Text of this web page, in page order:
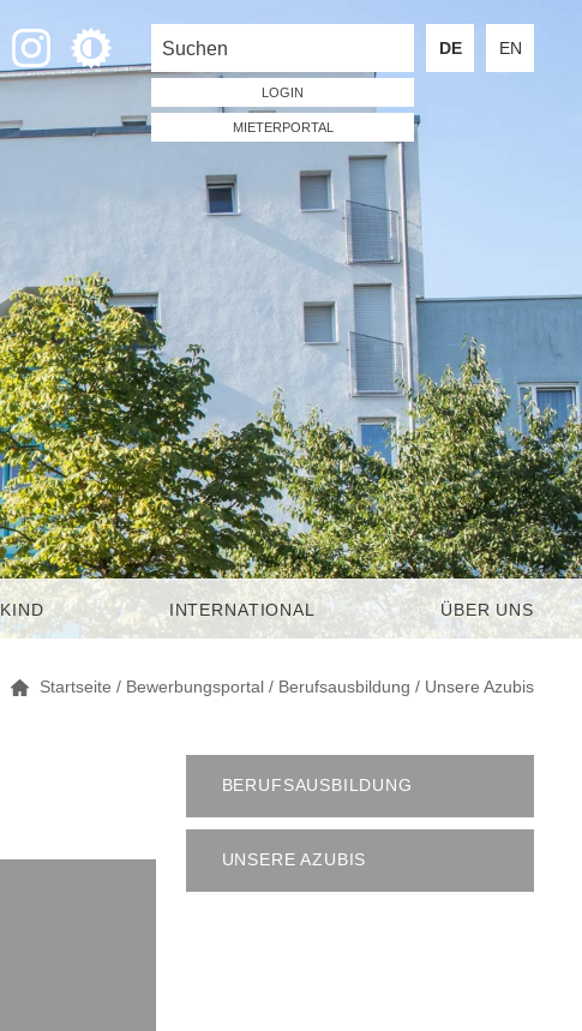
LOGIN
MIETERPORTAL
DE EN
KIND INTERNATIONAL ÜBER UNS
Startseite / Bewerbungsportal / Berufsausbildung / Unsere Azubis
BERUFSAUSBILDUNG
UNSERE AZUBIS